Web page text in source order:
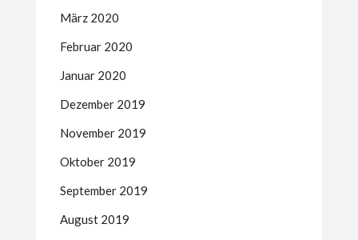
März 2020
Februar 2020
Januar 2020
Dezember 2019
November 2019
Oktober 2019
September 2019
August 2019